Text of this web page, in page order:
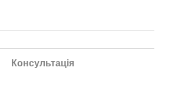
Консультація